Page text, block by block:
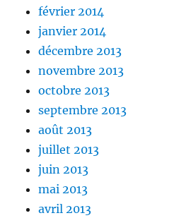
février 2014
janvier 2014
décembre 2013
novembre 2013
octobre 2013
septembre 2013
août 2013
juillet 2013
juin 2013
mai 2013
avril 2013